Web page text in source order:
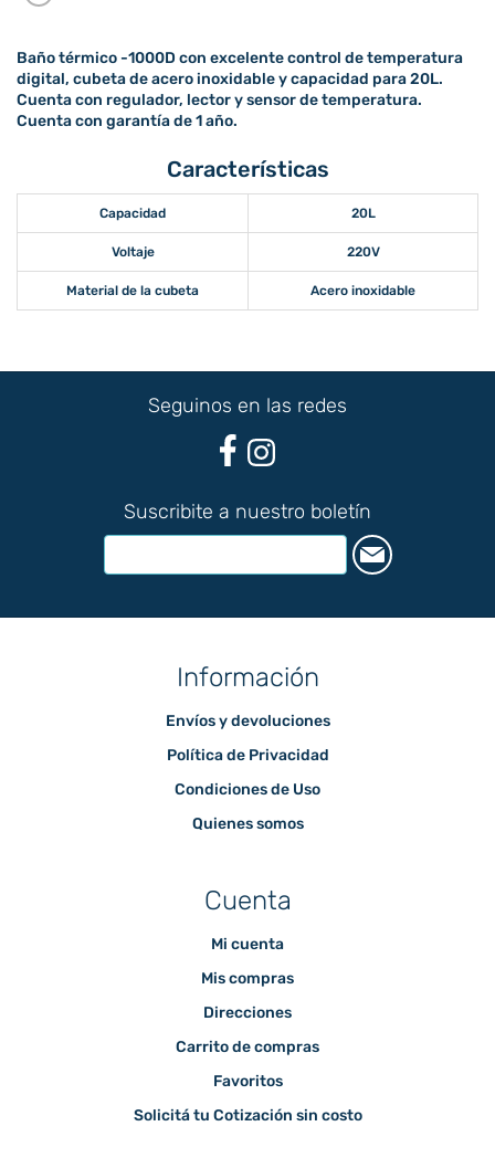
Baño térmico -1000D con excelente control de temperatura
digital, cubeta de acero inoxidable y capacidad para 20L.
Cuenta con regulador, lector y sensor de temperatura.
Cuenta con garantía de 1 año.
Características
Capacidad 20L
Voltaje 220V
Material de la cubeta Acero inoxidable
Seguinos en las redes
Suscribite a nuestro boletín
Información
Envíos y devoluciones
Política de Privacidad
Condiciones de Uso
Quienes somos
Cuenta
Mi cuenta
Mis compras
Direcciones
Carrito de compras
Favoritos
Solicitá tu Cotización sin costo